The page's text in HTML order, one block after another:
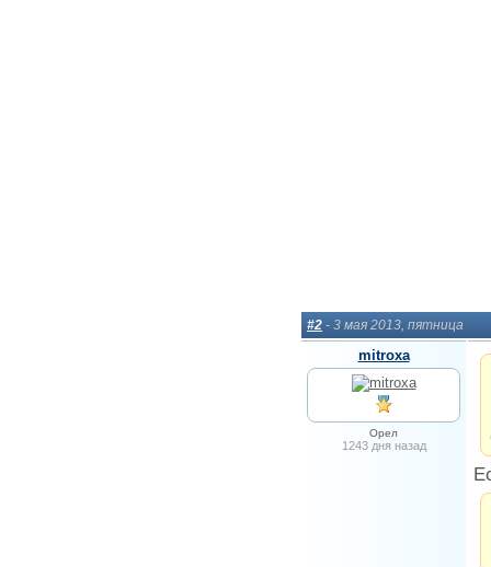
#2 - 3 мая 2013, пятница
mitroxa
Орел
1243 дня назад